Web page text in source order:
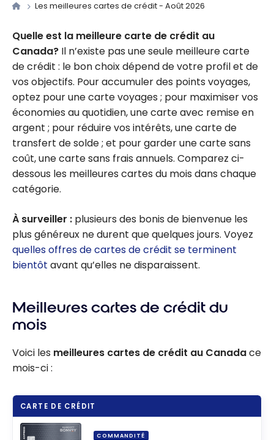
Les meilleures cartes de crédit - Août 2026
Quelle est la meilleure carte de crédit au
Canada? Il n’existe pas une seule meilleure carte
de crédit : le bon choix dépend de votre profil et de
vos objectifs. Pour accumuler des points voyages,
optez pour une carte voyages ; pour maximiser vos
économies au quotidien, une carte avec remise en
argent ; pour réduire vos intérêts, une carte de
transfert de solde ; et pour garder une carte sans
coût, une carte sans frais annuels. Comparez ci-
dessous les meilleures cartes du mois dans chaque
catégorie.
À surveiller : plusieurs des bonis de bienvenue les
plus généreux ne durent que quelques jours. Voyez
quelles offres de cartes de crédit se terminent
bientôt avant qu’elles ne disparaissent.
Meilleures cartes de crédit du
mois
Voici les meilleures cartes de crédit au Canadace
mois-ci :
CARTE DE CRÉDIT
COMMANDITÉ